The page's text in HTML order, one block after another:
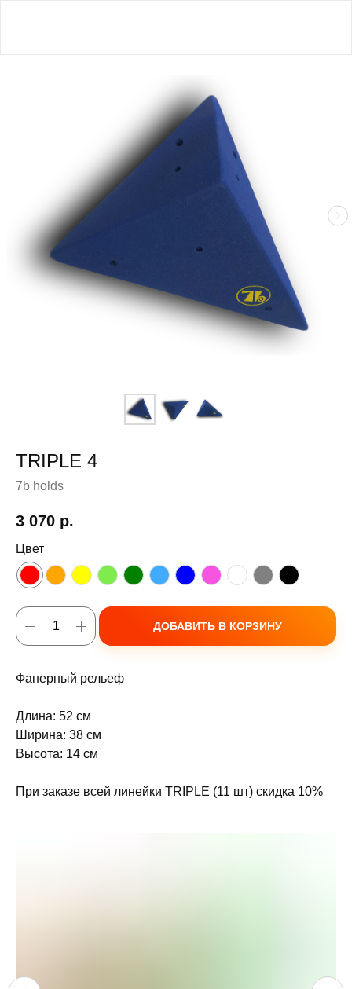
TRIPLE 4
7b holds
3 070 р.
Цвет
ДОБАВИТЬ В КОРЗИНУ
Фанерный рельеф
Длина: 52 см
Ширина: 38 см
Высота: 14 см
При заказе всей линейки TRIPLE (11 шт) скидка 10%